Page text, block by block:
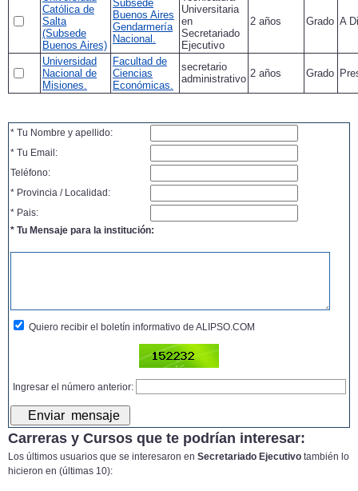
Católica de
Salta
(Subsede
Buenos Aires)
Subsede
Buenos Aires
Gendarmería
Nacional.
Universitaria
en
Secretariado
Ejecutivo
2 años Grado A
Universidad
Nacional de
Misiones.
Facultad de
Ciencias
Económicas.
secretario
administrativo 2 años Grado
* Tu Nombre y apellido:
* Tu Email:
Teléfono:
* Provincia / Localidad:
* Pais:
* Tu Mensaje para la institución:
Quiero recibir el boletín informativo de ALIPSO.COM
Ingresar el número anterior:
Carreras y Cursos que te podrían interesar:
Los últimos usuarios que se interesaron en Secretariado Ejecutivo también lo
hicieron en (últimas 10):